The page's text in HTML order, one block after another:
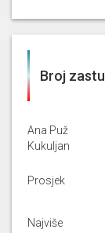
Broj
Ana Puž
Kukuljan
Prosjek
Najviše